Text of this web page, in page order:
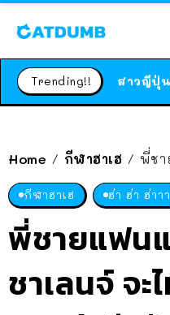
Trending!!
Home / กีฬาฮาเฮ / พี่ชายแฟนแมนฯ ยู ที่
กีฬาฮาเฮ ฮ่า ฮ่า ฮ่าาา
พี่ชายแฟน
ชาเลนจ์ จ